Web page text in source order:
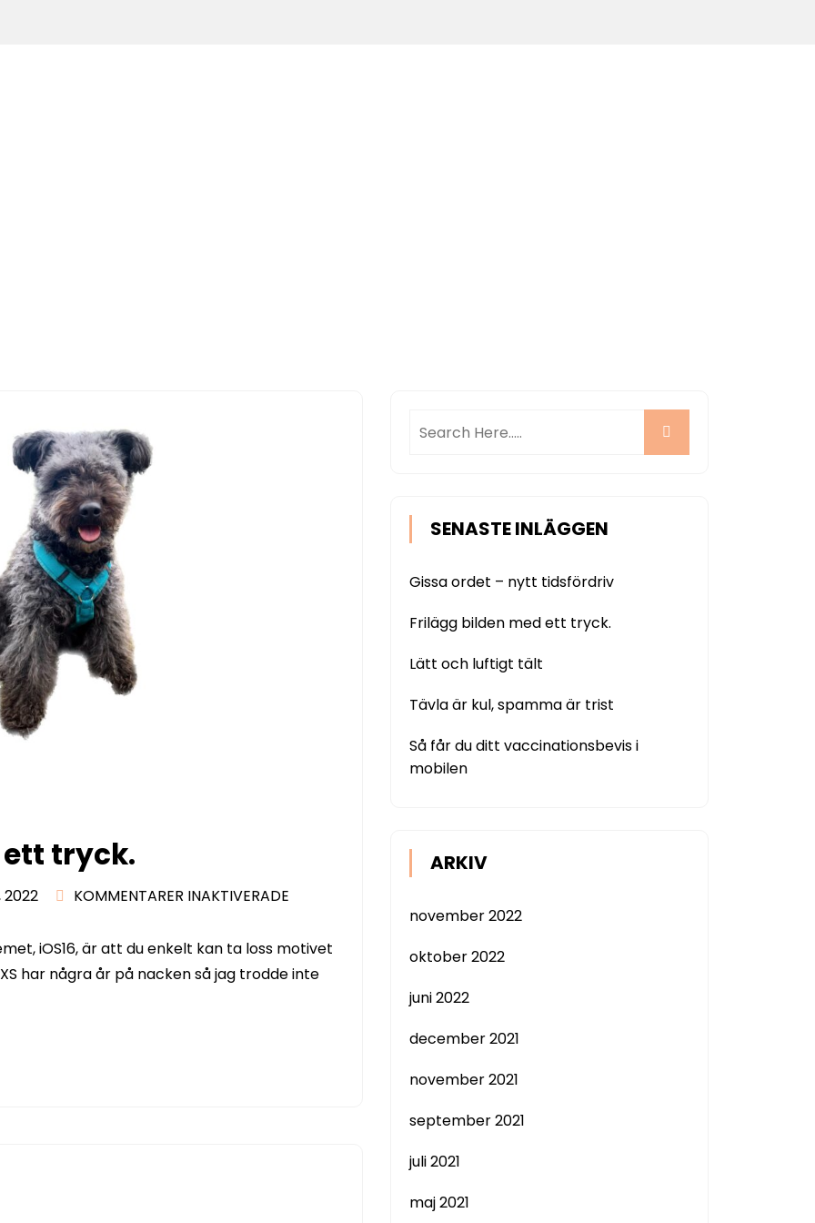
tryck.
2022 KOMMENTARER INAKTIVERADE
BILDEN
MED
iOS16, är att du enkelt kan ta loss motivet
har några år på nacken så jag trodde inte
SENASTE INLÄGGEN
Gissa ordet – nytt tidsfördriv
Frilägg bilden med ett tryck.
Lätt och luftigt tält
Tävla är kul, spamma är trist
Så får du ditt vaccinationsbevis i
mobilen
ARKIV
november 2022
oktober 2022
juni 2022
december 2021
november 2021
september 2021
juli 2021
maj 2021